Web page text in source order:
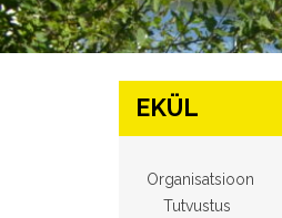
EKÜL
Organisatsioon
Tutvustus